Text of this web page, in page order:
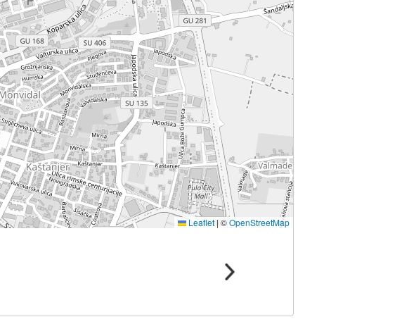
Leaflet|©OpenStreetMap